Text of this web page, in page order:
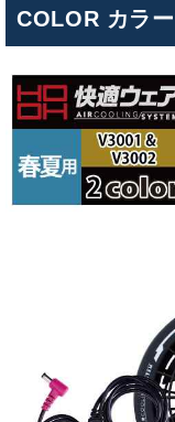
COLOR カラー